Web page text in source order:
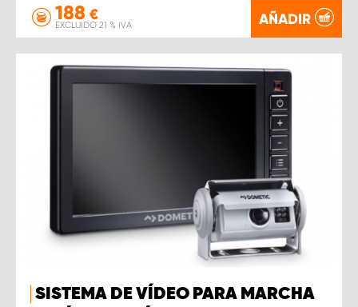
188 €
EXCLUIDO 21 % IVA AÑADIR
SISTEMA DE VÍDEO PARA MARCHA